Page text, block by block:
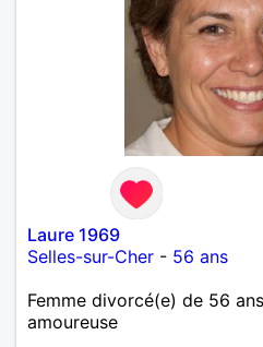
Laure 1969
Selles-sur-Cher - 56 ans
Femme divorcé(e) de 56
amoureuse